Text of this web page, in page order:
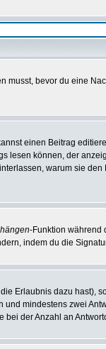
bevor du eine
einen Beitrag
können, der
warum sie
-Funktion während
indem du die
Erlaubnis dazu hast),
mindestens zwei
der Anzahl an